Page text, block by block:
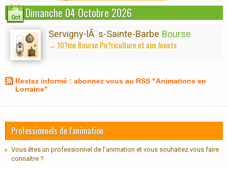
04
Oct
Dimanche 04 Octobre 2026
Servigny-lÃ¨s-Sainte-Barbe Bourse
→ 10?me Bourse Pu?riculture et aux Jouets
Restez informé : abonnez vous au RSS "Animations en
Lorraine"
Professionnels de l'animation
Vous êtes un professionnel de l'animation et vous souhaitez vous faire
connaître ?